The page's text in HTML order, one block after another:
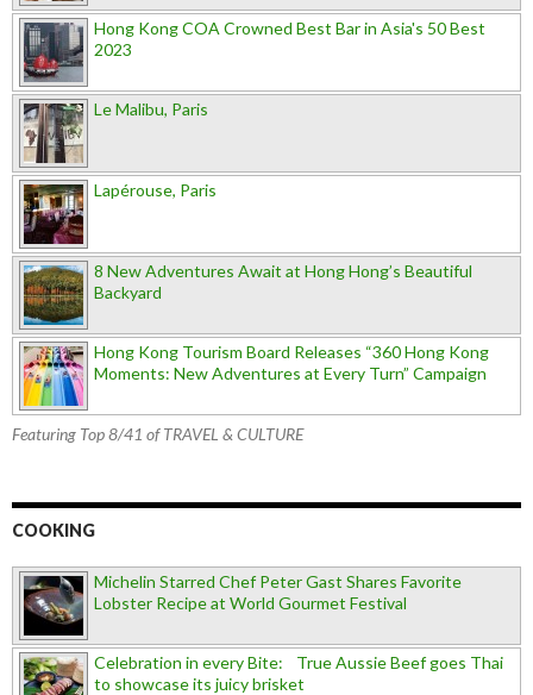
Hong Kong COA Crowned Best Bar in Asia's 50 Best
2023
Le Malibu, Paris
Lapérouse, Paris
8 New Adventures Await at Hong Hong’s Beautiful
Backyard
Hong Kong Tourism Board Releases “360 Hong Kong
Moments: New Adventures at Every Turn” Campaign
Featuring Top 8/41 of TRAVEL & CULTURE
COOKING
Michelin Starred Chef Peter Gast Shares Favorite
Lobster Recipe at World Gourmet Festival
Celebration in every Bite: True Aussie Beef goes Thai
to showcase its juicy brisket